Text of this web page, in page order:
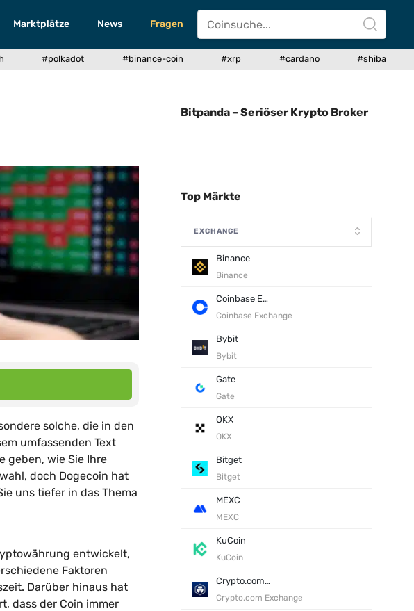
Marktplätze News Fragen
#polkadot #binance-coin #xrp #cardano #shiba
solche, die in den
umfassenden Text
geben, wie Sie Ihre
doch Dogecoin hat
uns tiefer in das Thema
entwickelt,
Faktoren
Darüber hinaus hat
dass der Coin immer
Bitpanda – Seriöser Krypto Broker
Top Märkte
EXCHANGE
Binance
Binance
Coinbase Exchange
Coinbase Exchange
Bybit
Bybit
Gate
Gate
OKX
OKX
Bitget
Bitget
MEXC
MEXC
KuCoin
KuCoin
Crypto.com Exchange
Crypto.com Exchange